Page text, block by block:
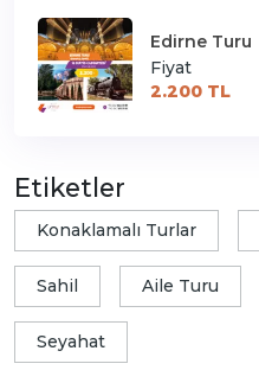
Edirne Turu
Fiyat
2.200 TL
Etiketler
Konaklamalı Turlar
Sahil Aile Turu
Seyahat